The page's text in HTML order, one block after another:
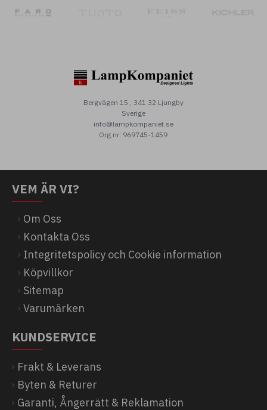
Bergvägen 15 , 341 32 Ljungby
Sverige
info@lampkompaniet.se
Org.nr: 969745-1459
VEM ÄR VI?
Om Oss
Kontakta Oss
Integritetspolicy och Cookie information
Köpvillkor
Sitemap
Varumärken
KUNDSERVICE
Frakt & Leverans
Byten & Returer
Garanti, Ångerrätt & Reklamation